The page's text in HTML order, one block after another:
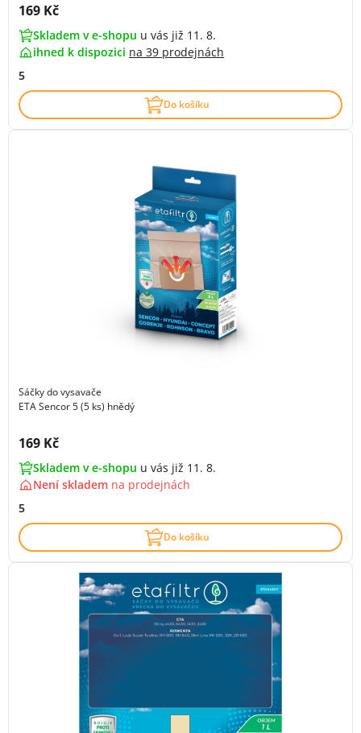
Cena s DPH:
169 Kč
Skladem v e-shopu u vás již 11. 8.
ihned k dispozici na 39 prodejnách
5
Do košíku
Sáčky do vysavače
ETA Sencor 5 (5 ks) hnědý
Cena s DPH:
169 Kč
Skladem v e-shopu u vás již 11. 8.
Není skladem na prodejnách
5
Do košíku